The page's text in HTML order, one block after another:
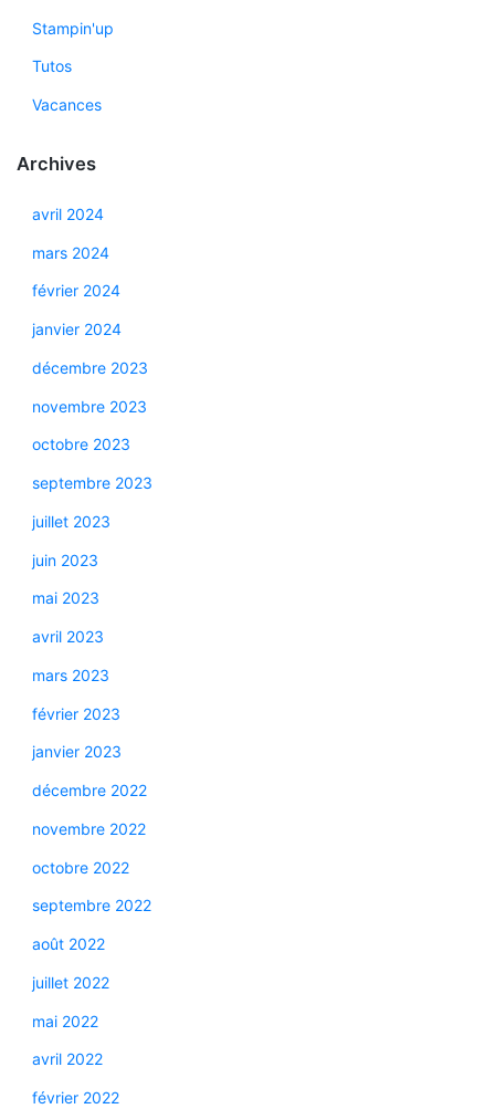
Stampin'up
Tutos
Vacances
Archives
avril 2024
mars 2024
février 2024
janvier 2024
décembre 2023
novembre 2023
octobre 2023
septembre 2023
juillet 2023
juin 2023
mai 2023
avril 2023
mars 2023
février 2023
janvier 2023
décembre 2022
novembre 2022
octobre 2022
septembre 2022
août 2022
juillet 2022
mai 2022
avril 2022
février 2022